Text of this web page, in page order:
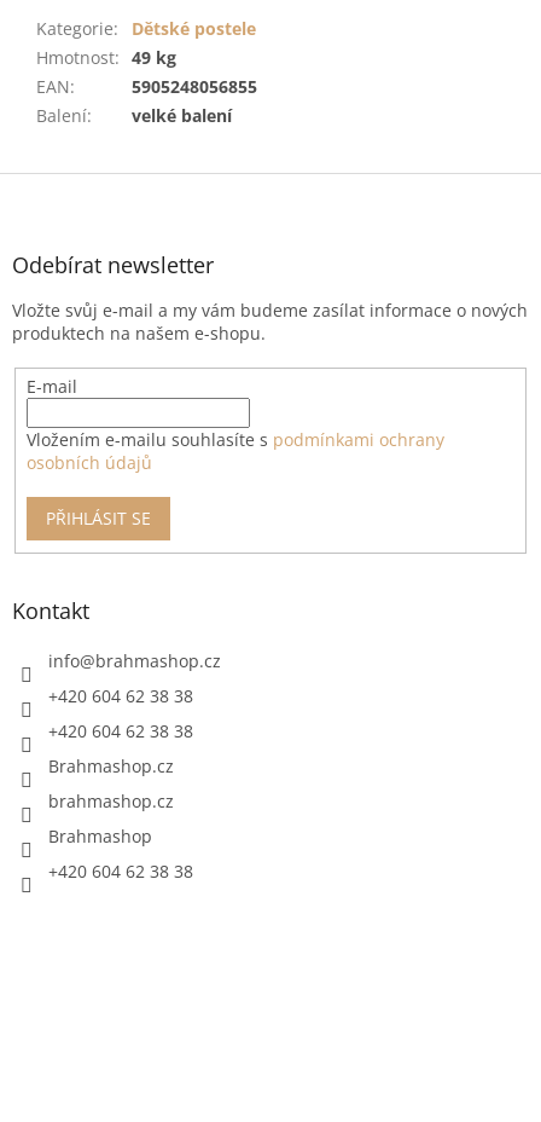
Kategorie:
Dětské postele
Hmotnost: 49 kg
EAN:
5905248056855
Balení: velké balení
Z
Odebírat newsletter
Vložte svůj e-mail a my vám budeme zasílat informace o nových
produktech na našem e-shopu.
E-mail
Vložením e-mailu souhlasíte s podmínkami ochrany
osobních údajů
PŘIHLÁSIT SE
Kontakt
info@brahmashop.cz
+420 604 62 38 38
+420 604 62 38 38
Brahmashop.cz
brahmashop.cz
Brahmashop
+420 604 62 38 38